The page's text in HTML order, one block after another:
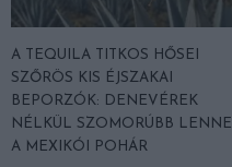
A TEQUILA TITKOS HŐSEI
SZŐRÖS KIS ÉJSZAKAI
BEPORZÓK: DENEVÉREK
NÉLKÜL SZOMORÚBB LENNE
A MEXIKÓI POHÁR